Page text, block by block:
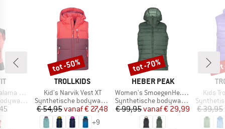
Vest
MERK
TROLLKIDS
Artikel
Kid's Narvik Vest XT
Productgroep
Synthetische bodywarmer
Prijs
€ 54,95 Verlaagde prijs
vanaf€ 27,48
+9
Korting
tot -50%
MERK
HEBER PEAK
Artikel
Women's SmoegenHe. Performance Puff Vest
Productgroep
Synthetische bodywarmer
Prijs
€ 99,95 Verlaagde prijs
vanaf€ 29,99
Korting
tot -70%
Artikel
Kids
€ 39,95